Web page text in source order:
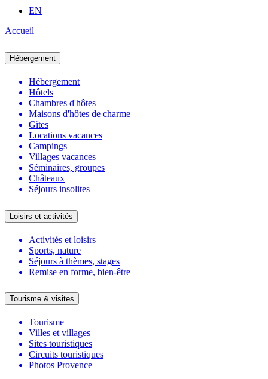
EN
Accueil
Hébergement
Hébergement
Hôtels
Chambres d'hôtes
Maisons d'hôtes de charme
Gîtes
Locations vacances
Campings
Villages vacances
Séminaires, groupes
Châteaux
Séjours insolites
Loisirs et activités
Activités et loisirs
Sports, nature
Séjours à thèmes, stages
Remise en forme, bien-être
Tourisme & visites
Tourisme
Villes et villages
Sites touristiques
Circuits touristiques
Photos Provence